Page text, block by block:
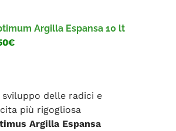
Argilla Espansa 10 lt
delle radici e
più rigogliosa
Argilla Espansa